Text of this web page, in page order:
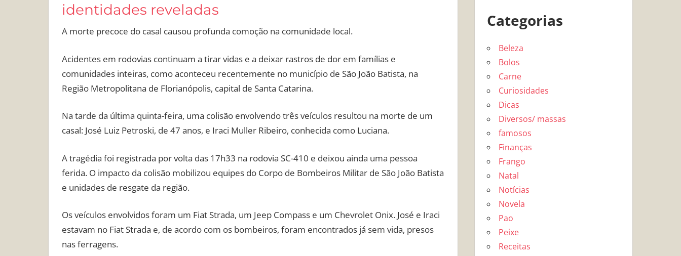
identidades reveladas
A morte precoce do casal causou profunda comoção na comunidade local.
Acidentes em rodovias continuam a tirar vidas e a deixar rastros de dor em famílias e
comunidades inteiras, como aconteceu recentemente no município de São João Batista, na
Região Metropolitana de Florianópolis, capital de Santa Catarina.
Na tarde da última quinta-feira, uma colisão envolvendo três veículos resultou na morte de um
casal: José Luiz Petroski, de 47 anos, e Iraci Muller Ribeiro, conhecida como Luciana.
A tragédia foi registrada por volta das 17h33 na rodovia SC-410 e deixou ainda uma pessoa
ferida. O impacto da colisão mobilizou equipes do Corpo de Bombeiros Militar de São João Batista
e unidades de resgate da região.
Os veículos envolvidos foram um Fiat Strada, um Jeep Compass e um Chevrolet Onix. José e Iraci
estavam no Fiat Strada e, de acordo com os bombeiros, foram encontrados já sem vida, presos
nas ferragens.
Categorias
Beleza
Bolos
Carne
Curiosidades
Dicas
Diversos/ massas
famosos
Finanças
Frango
Natal
Notícias
Novela
Pao
Peixe
Receitas